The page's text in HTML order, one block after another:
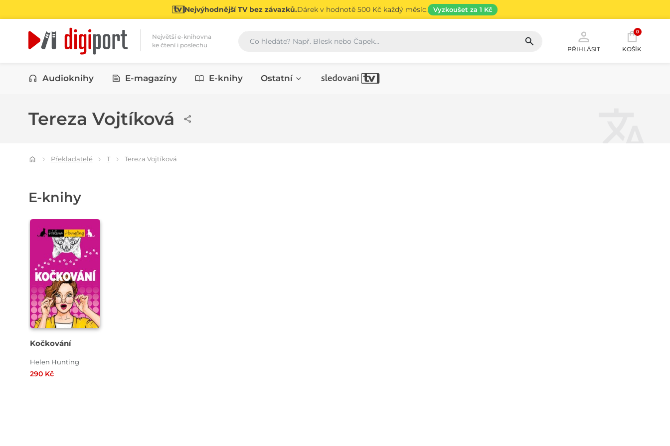
Nejvýhodnější TV bez závazků.Dárek v hodnotě 500 Kč každý měsíc. Vyzkoušet za 1 Kč
Největší e-knihovna
ke čtení i poslechu
Vyhledávání
PŘIHLÁSIT
0
KOŠÍK
Kategorie
Audioknihy E-magazíny E-knihy Ostatní
Tereza Vojtíková
Překladatelé T Tereza Vojtíková
E-knihy
Kočkování
Helen Hunting
290 Kč